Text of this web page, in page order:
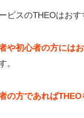
ビスのTHEOはお
や初心者の方には
。
の方であればTHEO